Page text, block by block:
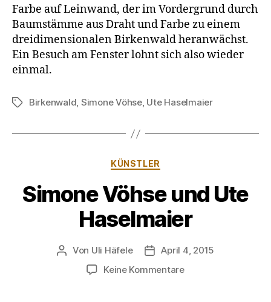
Farbe auf Leinwand, der im Vordergrund durch
Baumstämme aus Draht und Farbe zu einem
dreidimensionalen Birkenwald heranwächst.
Ein Besuch am Fenster lohnt sich also wieder
einmal.
Schlagwörter
Birkenwald, Simone Vöhse, Ute Haselmaier
Kategorien
KÜNSTLER
Simone Vöhse und Ute
Haselmaier
Beitragsautor
Von Uli Häfele Veröffentlichungsdatum
April 4, 2015
Keine Kommentarezu